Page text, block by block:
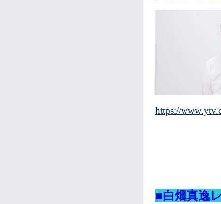
https://
■白畑真逸